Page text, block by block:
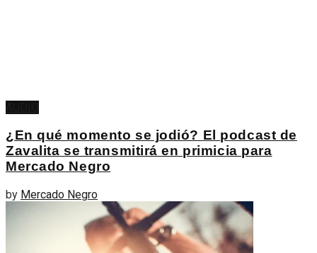
¿En qué momento se jodió? El podcast de
Zavalita se transmitirá en primicia para
Mercado Negro
by Mercado Negro